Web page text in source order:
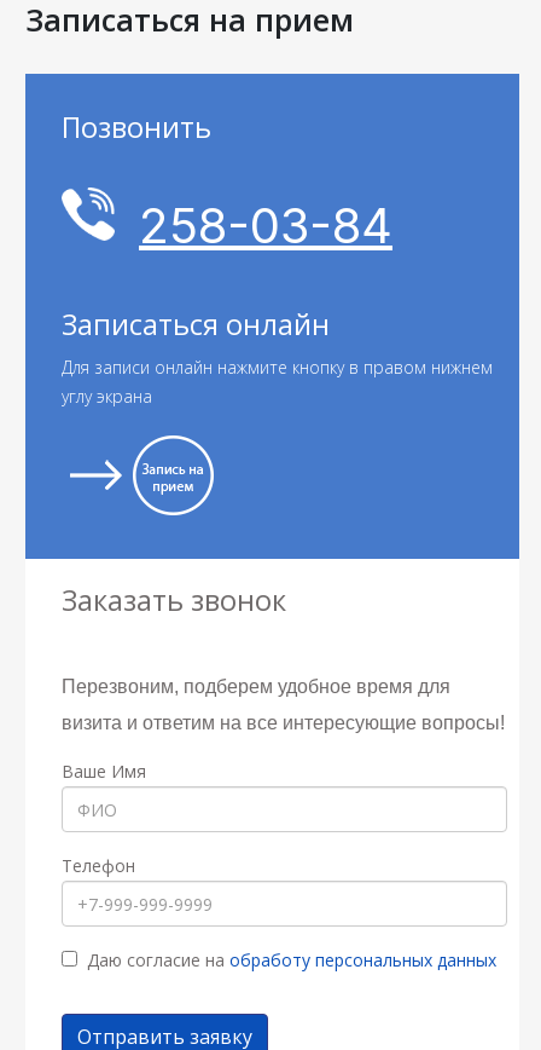
Записаться на прием
Позвонить
258-03-84
Записаться онлайн
Для записи онлайн нажмите кнопку в правом нижнем
углу экрана
Заказать звонок
Перезвоним, подберем удобное время для
визита и ответим на все интересующие вопросы!
Ваше Имя
Телефон
Даю согласие на обработу персональных данных